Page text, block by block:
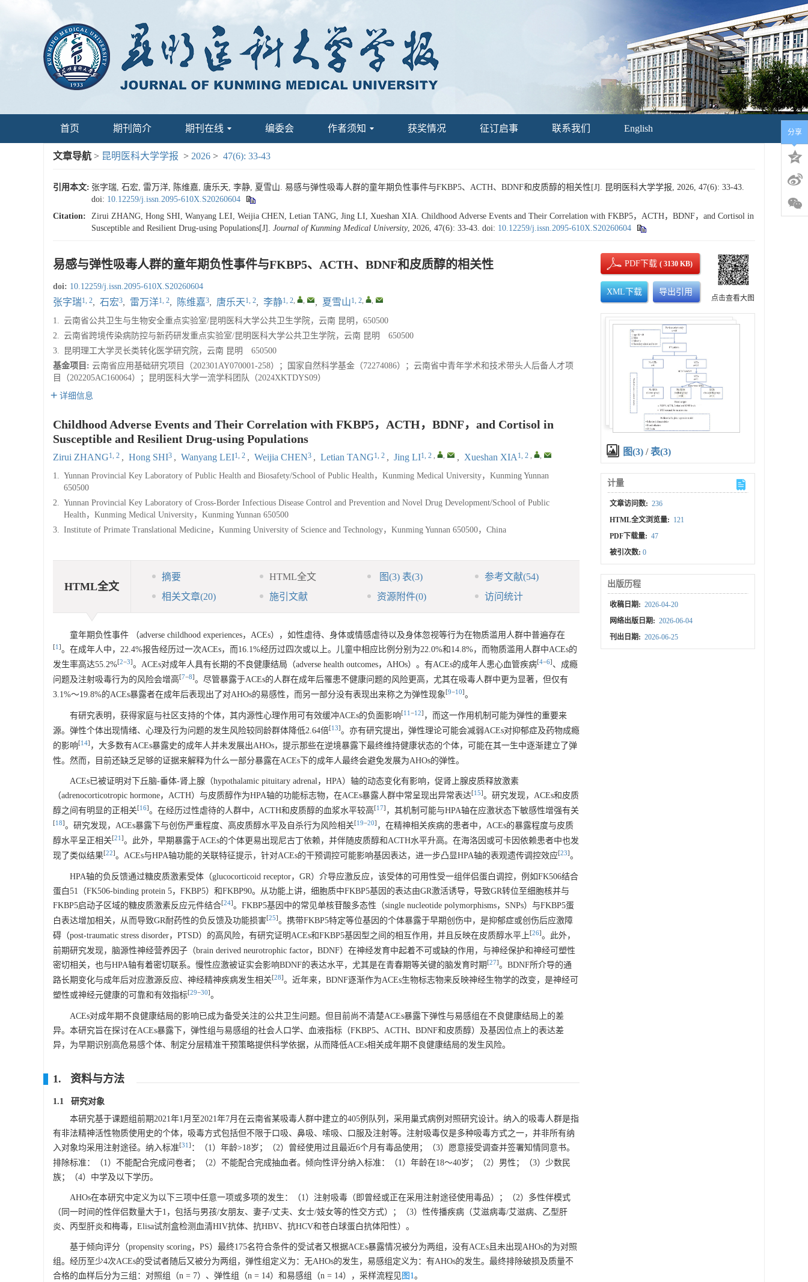
首页 期刊简介 期刊在线 编委会 作者须知 获奖情况 征订启事 联系我们 English
文章导航 > 昆明医科大学学报 > 2026 > 47(6): 33-43
引用本文: 张字瑞, 石宏, 雷万洋, 陈维嘉, 唐乐天, 李静, 夏雪山. 易感与弹性吸毒人群的童年期负性事件与FKBP5、ACTH、BDNF和皮质醇的相关性[J]. 昆明医科大学学报, 2026, 47(6): 33-43.
doi: 10.12259/j.issn.2095-610X.S20260604
Citation:
Zirui ZHANG, Hong SHI, Wanyang LEI, Weijia CHEN, Letian TANG, Jing LI, Xueshan XIA. Childhood Adverse Events and Their Correlation with FKBP5，ACTH，BDNF，and Cortisol in
Susceptible and Resilient Drug-using Populations[J]. Journal of Kunming Medical University, 2026, 47(6): 33-43. doi: 10.12259/j.issn.2095-610X.S20260604
易感与弹性吸毒人群的童年期负性事件与FKBP5、ACTH、BDNF和皮质醇的相关性
doi: 10.12259/j.issn.2095-610X.S20260604
张字瑞1, 2, 石宏3, 雷万洋1, 2, 陈维嘉3, 唐乐天1, 2, 李静1, 2, , , 夏雪山1, 2, ,
1. 云南省公共卫生与生物安全重点实验室/昆明医科大学公共卫生学院，云南 昆明，650500
2. 云南省跨境传染病防控与新药研发重点实验室/昆明医科大学公共卫生学院，云南 昆明 650500
3.
昆明理工大学灵长类转化医学研究院，云南 昆明 650500
基金项目: 云南省应用基础研究项目（202301AY070001-258）；国家自然科学基金（72274086）；云南省中青年学术和技术带头人后备人才项
目（202205AC160064）；昆明医科大学一流学科团队（2024XKTDYS09）
详细信息
Childhood Adverse Events and Their Correlation with FKBP5，ACTH，BDNF，and Cortisol in
Susceptible and Resilient Drug-using Populations
Zirui ZHANG1, 2 , Hong SHI3 , Wanyang LEI1, 2 , Weijia CHEN3 , Letian TANG1, 2 , Jing LI1, 2 , , , Xueshan XIA 1, 2 , ,
1. Yunnan Provincial Key Laboratory of Public Health and Biosafety/School of Public Health，Kunming Medical University，Kunming Yunnan
650500
2. Yunnan Provincial Key Laboratory of Cross-Border Infectious Disease Control and Prevention and Novel Drug Development/School of Public
Health，Kunming Medical University，Kunming Yunnan 650500
3. Institute of Primate Translational Medicine，Kunming University of Science and Technology，Kunming Yunnan 650500，China
HTML全文
摘要 HTML全文 图(3) 表(3) 参考文献(54)
相关文章(20) 施引文献 资源附件(0) 访问统计
童年期负性事件 （adverse childhood experiences，ACEs），如性虐待、身体或情感虐待以及身体忽视等行为在物质滥用人群中普遍存在
[1 ]。在成年人中，22.4%报告经历过一次ACEs，而16.1%经历过四次或以上。儿童中相应比例分别为22.0%和14.8%，而物质滥用人群中ACEs的
发生率高达55.2%[2−3]。ACEs对成年人具有长期的不良健康结局（adverse health outcomes，AHOs）。有ACEs的成年人患心血管疾病[4−6] 、成瘾
问题及注射吸毒行为的风险会增高[7−8]。尽管暴露于ACEs的人群在成年后罹患不健康问题的风险更高，尤其在吸毒人群中更为显著，但仅有
3.1%～19.8%的ACEs暴露者在成年后表现出了对AHOs的易感性，而另一部分没有表现出来称之为弹性现象[9−10]。
有研究表明，获得家庭与社区支持的个体，其内源性心理作用可有效缓冲ACEs的负面影响[11 −12] ，而这一作用机制可能为弹性的重要来
源。弹性个体出现情绪、心理及行为问题的发生风险较同龄群体降低2.64倍[13]。亦有研究提出，弹性理论可能会减弱ACEs对抑郁症及药物成瘾
的影响[14] ，大多数有ACEs暴露史的成年人并未发展出AHOs，提示那些在逆境暴露下最终维持健康状态的个体，可能在其一生中逐渐建立了弹
性。然而，目前还缺乏足够的证据来解释为什么一部分暴露在ACEs下的成年人最终会避免发展为AHOs的弹性。
ACEs已被证明对下丘脑-垂体-肾上腺（hypothalamic pituitary adrenal，HPA）轴的动态变化有影响，促肾上腺皮质释放激素
（adrenocorticotropic hormone，ACTH）与皮质醇作为HPA轴的功能标志物，在ACEs暴露人群中常呈现出异常表达[15]。研究发现，ACEs和皮质
醇之间有明显的正相关[16]。在经历过性虐待的人群中，ACTH和皮质醇的血浆水平较高[17] ，其机制可能与HPA轴在应激状态下敏感性增强有关
[18]。研究发现，ACEs暴露下与创伤严重程度、高皮质醇水平及自杀行为风险相关[19−20] ，在精神相关疾病的患者中，ACEs的暴露程度与皮质
醇水平呈正相关[21 ]。此外，早期暴露于ACEs的个体更易出现尼古丁依赖，并伴随皮质醇和ACTH水平升高。在海洛因或可卡因依赖患者中也发
现了类似结果[22]。ACEs与HPA轴功能的关联特征提示，针对ACEs的干预调控可能影响基因表达，进一步凸显HPA轴的表观遗传调控效应[23]。
HPA轴的负反馈通过糖皮质激素受体（glucocorticoid receptor，GR）介导应激反应，该受体的可用性受一组伴侣蛋白调控，例如FK506结合
蛋白51（FK506-binding protein 5，FKBP5）和FKBP90。从功能上讲，细胞质中FKBP5基因的表达由GR激活诱导，导致GR转位至细胞核并与
FKBP5启动子区域的糖皮质激素反应元件结合[24]。FKBP5基因中的常见单核苷酸多态性（single nucleotide polymorphisms，SNPs）与FKBP5蛋
白表达增加相关，从而导致GR耐药性的负反馈及功能损害[25]。携带FKBP5特定等位基因的个体暴露于早期创伤中，是抑郁症或创伤后应激障
碍（post-traumatic stress disorder，PTSD）的高风险，有研究证明ACEs和FKBP5基因型之间的相互作用，并且反映在皮质醇水平上[26]。此外，
前期研究发现，脑源性神经营养因子（brain derived neurotrophic factor，BDNF）在神经发育中起着不可或缺的作用，与神经保护和神经可塑性
密切相关，也与HPA轴有着密切联系。慢性应激被证实会影响BDNF的表达水平，尤其是在青春期等关键的脑发育时期 [27]。BDNF所介导的通
路长期变化与成年后对应激源反应、神经精神疾病发生相关[28]。近年来，BDNF逐渐作为ACEs生物标志物来反映神经生物学的改变，是神经可
塑性或神经元健康的可靠和有效指标[29−30]。
ACEs对成年期不良健康结局的影响已成为备受关注的公共卫生问题。但目前尚不清楚ACEs暴露下弹性与易感组在不良健康结局上的差
异。本研究旨在探讨在ACEs暴露下，弹性组与易感组的社会人口学、血液指标（FKBP5、ACTH、BDNF和皮质醇）及基因位点上的表达差
异，为早期识别高危易感个体、制定分层精准干预策略提供科学依据，从而降低ACEs相关成年期不良健康结局的发生风险。
1. 资料与方法
1.1 研究对象
本研究基于课题组前期2021年1月至2021年7月在云南省某吸毒人群中建立的405例队列，采用巢式病例对照研究设计。纳入的吸毒人群是指
有非法精神活性物质使用史的个体，吸毒方式包括但不限于口吸、鼻吸、嗦吸、口服及注射等。注射吸毒仅是多种吸毒方式之一，并非所有纳
入对象均采用注射途径。纳入标准[31 ] ：（1）年龄>18岁；（2）曾经使用过且最近6个月有毒品使用；（3）愿意接受调查并签署知情同意书。
排除标准：（1）不能配合完成问卷者；（2）不能配合完成抽血者。倾向性评分纳入标准：（1）年龄在18～40岁；（2）男性；（3）少数民
族；（4）中学及以下学历。
AHOs在本研究中定义为以下三项中任意一项或多项的发生：（1）注射吸毒（即曾经或正在采用注射途径使用毒品）；（2）多性伴模式
（同一时间的性伴侣数量大于1，包括与男孩/女朋友、妻子/丈夫、女士/妓女等的性交方式）；（3）性传播疾病（艾滋病毒/艾滋病、乙型肝
炎、丙型肝炎和梅毒，Elisa试剂盒检测血清HIV抗体、抗HBV、抗HCV和苍白球蛋白抗体阳性）。
基于倾向评分（propensity scoring，PS）最终175名符合条件的受试者又根据ACEs暴露情况被分为两组，没有ACEs且未出现AHOs的为对照
组。经历至少4次ACEs的受试者随后又被分为两组，弹性组定义为：无AHOs的发生，易感组定义为：有AHOs的发生。最终排除破损及质量不
合格的血样后分为三组：对照组（n = 7）、弹性组（n = 14）和易感组（n = 14），采样流程见图1。
PDF下载( 3130 KB)
XML下载 导出引用
点击查看大图
图(3) /表(3)
计量
文章访问数: 236
HTML全文浏览量: 121
PDF下载量: 47
被引次数:0
出版历程
收稿日期: 2026-04-20
网络出版日期: 2026-06-04
刊出日期: 2026-06-25
分享